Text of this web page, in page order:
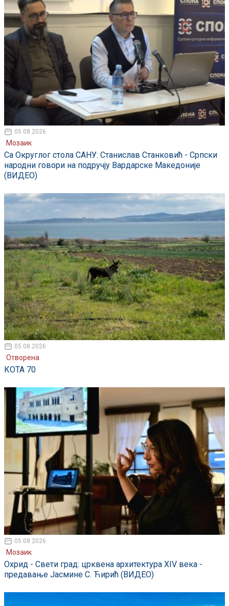
05.08.2026
Мозаик
Са Округлог стола САНУ: Станислав Станковић - Српски
народни говори на подручју Вардарске Македоније
(ВИДЕО)
05.08.2026
Отворена
КОТА 70
05.08.2026
Мозаик
Охрид - Свети град: црквена архитектура XIV века -
предавање Јасмине С. Ћирић (ВИДЕО)